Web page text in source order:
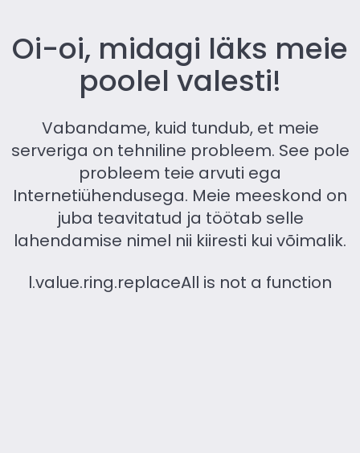
Oi-oi, midagi läks meie
poolel valesti!
Vabandame, kuid tundub, et meie
serveriga on tehniline probleem. See pole
probleem teie arvuti ega
Internetiühendusega. Meie meeskond on
juba teavitatud ja töötab selle
lahendamise nimel nii kiiresti kui võimalik.
l.value.ring.replaceAll is not a function